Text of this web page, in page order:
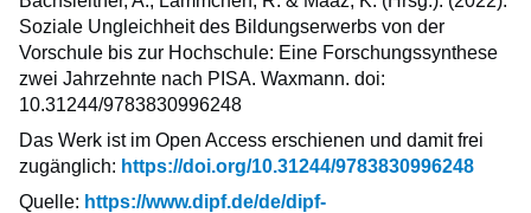
Soziale Ungleichheit des Bildungserwerbs von der
Vorschule bis zur Hochschule: Eine Forschungssynthese
zwei Jahrzehnte nach PISA. Waxmann. doi:
10.31244/9783830996248
Das Werk ist im Open Access erschienen und damit frei
zugänglich: https://doi.org/10.31244/9783830996248
Quelle: https://www.dipf.de/de/dipf-